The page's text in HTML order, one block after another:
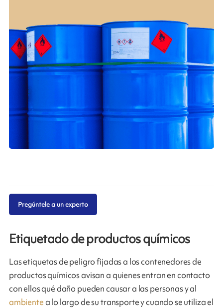
Etiquetado de productos químicos
Las etiquetas de peligro fijadas a los contenedores de
productos químicos avisan a quienes entran en contacto
con ellos qué daño pueden causar a las personas y al
ambientea lo largo de su transporte y cuando se utiliza el
Pregúntele a un experto